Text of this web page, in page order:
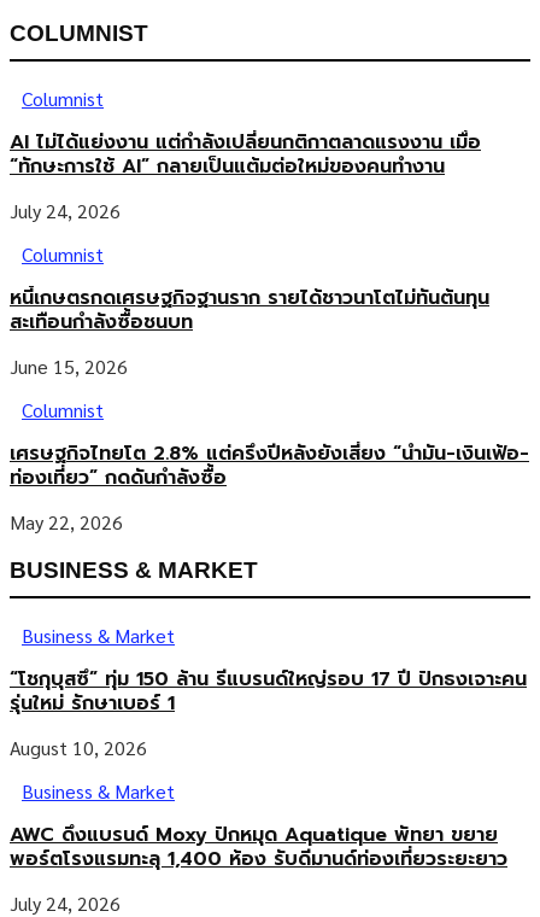
COLUMNIST
Columnist
AI ไม่ได้แย่งงาน แต่กำลังเปลี่ยนกติกาตลาดแรงงาน เมื่อ
“ทักษะการใช้ AI” กลายเป็นแต้มต่อใหม่ของคนทำงาน
July 24, 2026
Columnist
หนี้เกษตรกดเศรษฐกิจฐานราก รายได้ชาวนาโตไม่ทันต้นทุน
สะเทือนกำลังซื้อชนบท
June 15, 2026
Columnist
เศรษฐกิจไทยโต 2.8% แต่ครึ่งปีหลังยังเสี่ยง “น้ำมัน-เงินเฟ้อ-
ท่องเที่ยว” กดดันกำลังซื้อ
May 22, 2026
BUSINESS & MARKET
Business & Market
“โชกุบุสซึ” ทุ่ม 150 ล้าน รีแบรนด์ใหญ่รอบ 17 ปี ปักธงเจาะคน
รุ่นใหม่ รักษาเบอร์ 1
August 10, 2026
Business & Market
AWC ดึงแบรนด์ Moxy ปักหมุด Aquatique พัทยา ขยาย
พอร์ตโรงแรมทะลุ 1,400 ห้อง รับดีมานด์ท่องเที่ยวระยะยาว
July 24, 2026